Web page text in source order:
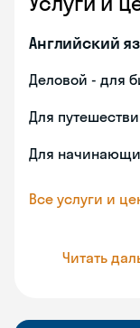
Английский
Деловой - для
Для
Для
Все услуги и
Читать